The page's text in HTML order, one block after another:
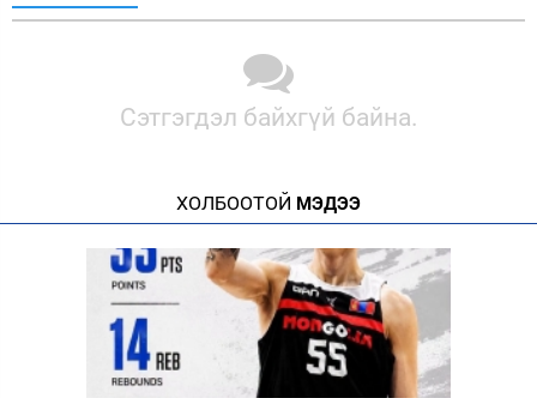
Сэтгэгдэл байхгүй байна.
ХОЛБООТОЙ МЭДЭЭ